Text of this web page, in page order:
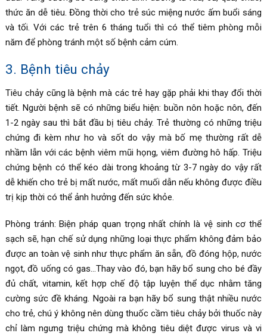
thức ăn dễ tiêu. Đồng thời cho trẻ súc miệng nước ấm buổi sáng
và tối. Với các trẻ trên 6 tháng tuổi thì có thể tiêm phòng mỗi
năm để phòng tránh một số bệnh cảm cúm.
3. Bệnh tiêu chảy
Tiêu chảy cũng là bệnh mà các trẻ hay gặp phải khi thay đổi thời
tiết. Người bệnh sẽ có những biểu hiện: buồn nôn hoặc nôn, đến
1-2 ngày sau thì bắt đầu bị tiêu chảy. Trẻ thường có những triệu
chứng đi kèm như ho và sốt do vậy mà bố mẹ thường rất dễ
nhầm lẫn với các bệnh viêm mũi họng, viêm đường hô hấp. Triệu
chứng bệnh có thể kéo dài trong khoảng từ 3-7 ngày do vậy rất
dễ khiến cho trẻ bị mất nước, mất muối dẫn nếu không được điều
trị kịp thời có thể ảnh hưởng đến sức khỏe.
Phòng tránh: Biện pháp quan trọng nhất chính là vệ sinh cơ thể
sạch sẽ, hạn chế sử dụng những loại thực phẩm không đảm bảo
được an toàn vệ sinh như thực phẩm ăn sẵn, đồ đóng hộp, nước
ngọt, đồ uống có gas…Thay vào đó, bạn hãy bổ sung cho bé đầy
đủ chất, vitamin, kết hợp chế độ tập luyện thể dục nhằm tăng
cường sức đề kháng. Ngoài ra bạn hãy bổ sung thật nhiều nước
cho trẻ, chú ý không nên dùng thuốc cầm tiêu chảy bởi thuốc này
chỉ làm ngưng triệu chứng mà không tiêu diệt được virus và vi